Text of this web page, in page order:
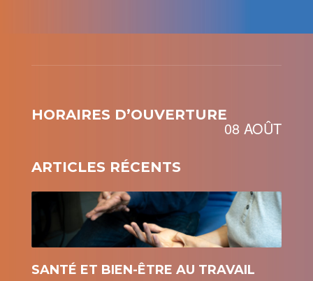
HORAIRES D’OUVERTURE
08 AOÛT
ARTICLES RÉCENTS
SANTÉ ET BIEN-ÊTRE AU TRAVAIL